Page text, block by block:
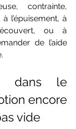
contrainte,
l’épuisement, à
ou à
de l’aide
dans le
encore
vide